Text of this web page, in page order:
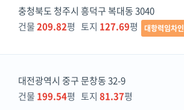
충청북도 청주시 흥덕구 복대동 3040
건물209.82평 토지 127.69평 대항력임차인
대전광역시 중구 문창동 32-9
건물 199.54평 토지 81.37평